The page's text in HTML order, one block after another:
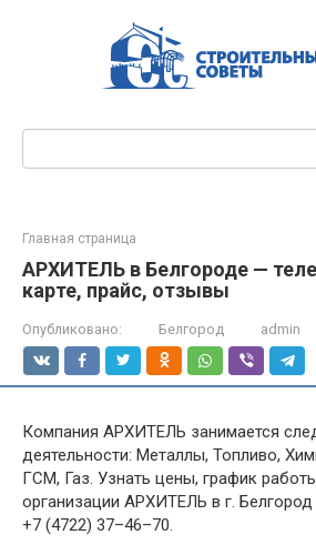
Главная страница
АРХИТЕЛЬ в Белгороде —
карте, прайс, отзывы
Опубликовано: Белгород admin
Компания АРХИТЕЛЬ занимается
деятельности: Металлы, Топливо,
ГСМ, Газ. Узнать цены, график
организации АРХИТЕЛЬ в г.
+7 (4722) 37–46–70.